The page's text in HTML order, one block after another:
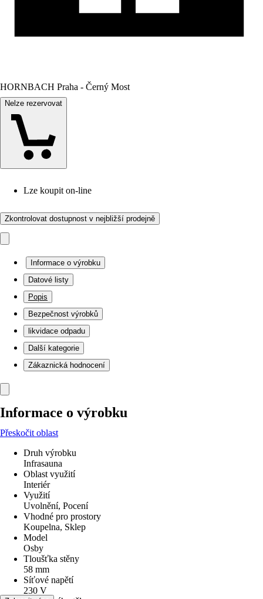
HORNBACH Praha - Černý Most
Nelze rezervovat
Lze koupit on-line
Zkontrolovat dostupnost v nejbližší prodejně
Informace o výrobku
Datové listy
Popis
Bezpečnost výrobků
likvidace odpadu
Další kategorie
Zákaznická hodnocení
Informace o výrobku
Přeskočit oblast
Druh výrobku
Infrasauna
Oblast využití
Interiér
Využití
Uvolnění, Pocení
Vhodné pro prostory
Koupelna, Sklep
Model
Osby
Tloušťka stěny
58 mm
Síťové napětí
230 V